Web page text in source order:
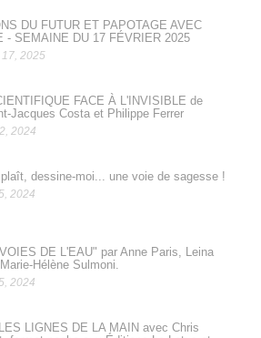
DU FUTUR ET PAPOTAGE AVEC
- SEMAINE DU 17 FÉVRIER 2025
17, 2025
FACE À L'INVISIBLE de
Jacques Costa et Philippe Ferrer
2024
dessine-moi... une voie de sagesse !
2024
DE L'EAU" par Anne Paris, Leina
Hélène Sulmoni.
2024
LIGNES DE LA MAIN avec Chris